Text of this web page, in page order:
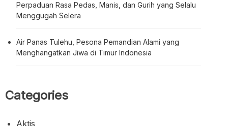
Perpaduan Rasa Pedas, Manis, dan Gurih yang Selalu
Menggugah Selera
Air Panas Tulehu, Pesona Pemandian Alami yang
Menghangatkan Jiwa di Timur Indonesia
Categories
Aktis